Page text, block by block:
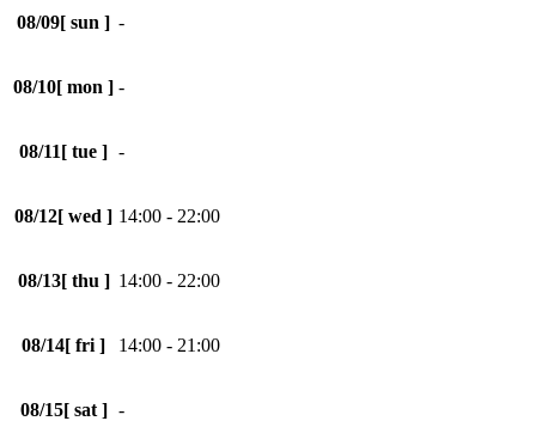
08/09[ sun ] -
08/10[ mon ] -
08/11[ tue ] -
08/12[ wed ] 14:00 - 22:00
08/13[ thu ] 14:00 - 22:00
08/14[ fri ] 14:00 - 21:00
08/15[ sat ] -